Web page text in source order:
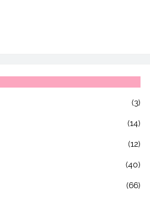
(3)
(14)
(12)
(40)
(66)